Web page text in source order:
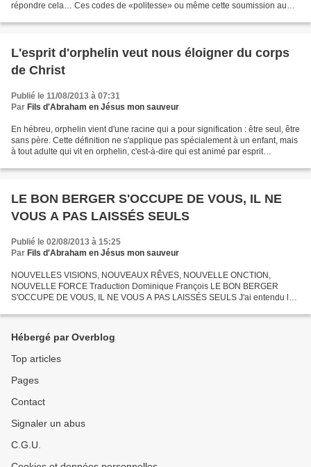
répondre cela… Ces codes de «politesse» ou même cette soumission au
L'esprit d'orphelin veut nous éloigner du corps
de Christ
Publié le 11/08/2013 à 07:31
Par Fils d'Abraham en Jésus mon sauveur
En hébreu, orphelin vient d'une racine qui a pour signification : être seul, être
sans père. Cette définition ne s'applique pas spécialement à un enfant, mais
à tout adulte qui vit en orphelin, c'est-à-dire qui est animé par esprit
LE BON BERGER S'OCCUPE DE VOUS, IL NE
VOUS A PAS LAISSÉS SEULS
Publié le 02/08/2013 à 15:25
Par Fils d'Abraham en Jésus mon sauveur
NOUVELLES VISIONS, NOUVEAUX RÊVES, NOUVELLE ONCTION,
NOUVELLE FORCE Traduction Dominique François LE BON BERGER
S'OCCUPE DE VOUS, IL NE VOUS A PAS LAISSÉS SEULS J'ai entendu le
appelle...
Hébergé par Overblog
Top articles
Pages
Contact
Signaler un abus
C.G.U.